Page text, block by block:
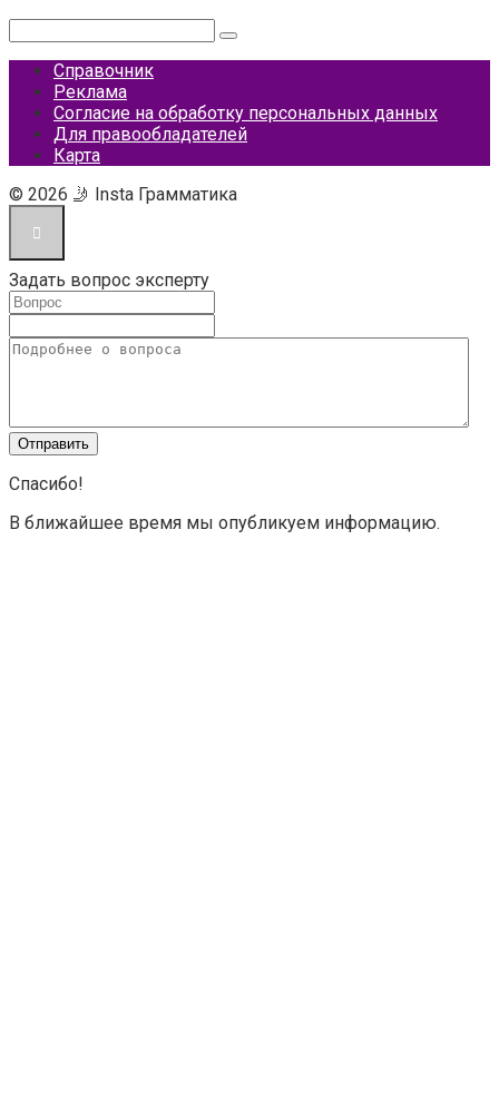
Справочник
Реклама
Согласие на обработку персональных данных
Для правообладателей
Карта
© 2026 🤳 Insta Грамматика
Задать вопрос эксперту
Спасибо!
В ближайшее время мы опубликуем информацию.